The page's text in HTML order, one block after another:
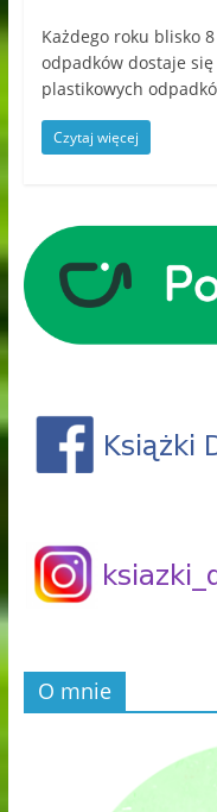
Każdego roku blisko
odpadków dostaje
plastikowych
Czytaj więcej
O mnie